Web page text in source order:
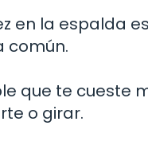
en la espalda
común.
que te cueste
o girar.